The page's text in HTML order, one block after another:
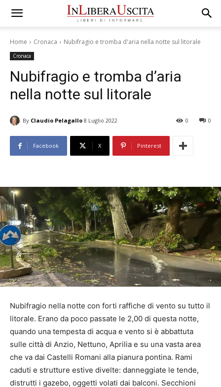
Home Cronaca Nubifragio e tromba d'aria nella notte sul litorale
Cronaca
Nubifragio e tromba d’aria
nella notte sul litorale
By Claudio Pelagallo 8 Luglio 2022 0
0
Facebook X Pinterest
Nubifragio nella notte con forti raffiche di vento su tutto il
litorale. Erano da poco passate le 2,00 di questa notte,
quando una tempesta di acqua e vento si è abbattuta
sulle città di Anzio, Nettuno, Aprilia e su una vasta area
che va dai Castelli Romani alla pianura pontina. Rami
caduti e strutture estive divelte: danneggiate le tende,
distrutti i gazebo, oggetti volati dai balconi. Secchioni